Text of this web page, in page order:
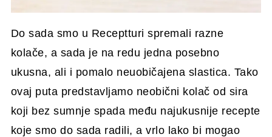
Do sada smo u Receptturi spremali razne
kolače, a sada je na redu jedna posebno
ukusna, ali i pomalo neuobičajena slastica. Tako
ovaj puta predstavljamo neobični kolač od sira
koji bez sumnje spada među najukusnije recepte
koje smo do sada radili, a vrlo lako bi mogao